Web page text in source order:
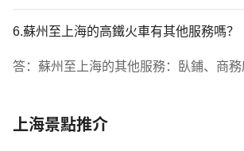
6.蘇州至上海的高鐵火車有其他服務嗎？
答：蘇州至上海的其他服務：臥鋪、商務
上海景點推介